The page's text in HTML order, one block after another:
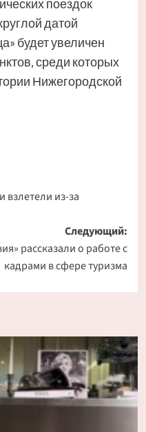
поездок
датой
будет увеличен
среди которых
Нижегородской
из-за
Следующий:
рассказали о работе с
кадрами в сфере туризма